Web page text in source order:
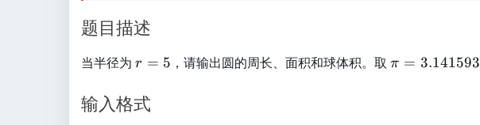
题目描述
当半径为 r
5
r = 5 ，请输出圆的周长、面积和球体积。取\
π = 3.141593
输入格式